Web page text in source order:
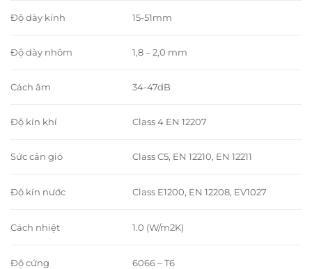
Độ dày kính 15-51mm
Độ dày nhôm 1,8 – 2,0 mm
Cách âm 34-47dB
Độ kín khí Class 4 EN 12207
Sức cản gió Class C5, EN 12210, EN 12211
Độ kín nước Class E1200, EN 12208, EV1027
Cách nhiệt 1.0 (W/m2K)
Độ cứng 6066 – T6